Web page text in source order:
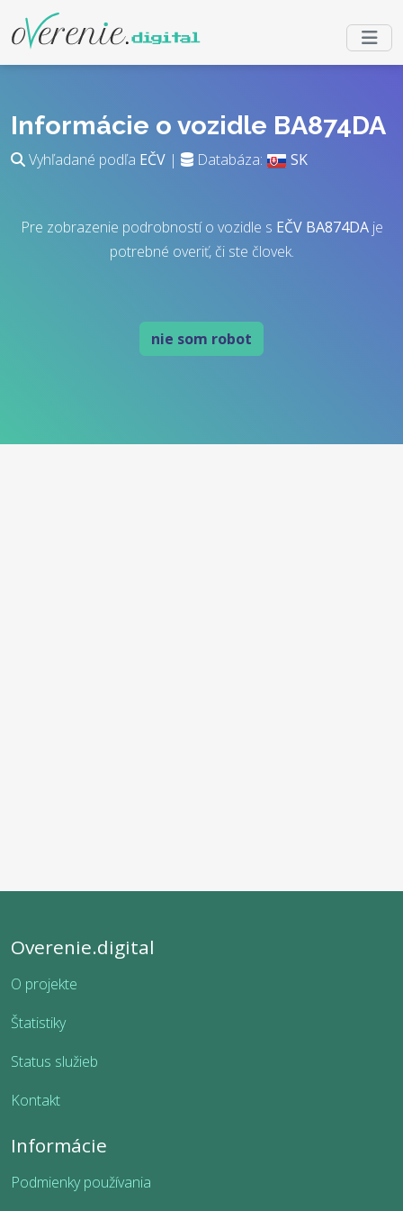
Informácie o vozidle BA874DA
Vyhľadané podľa EČV | Databáza: SK
Pre zobrazenie podrobností o vozidle s EČV BA874DAje
potrebné overiť, či ste človek.
nie som robot
Overenie.digital
O projekte
Štatistiky
Status služieb
Kontakt
Informácie
Podmienky používania